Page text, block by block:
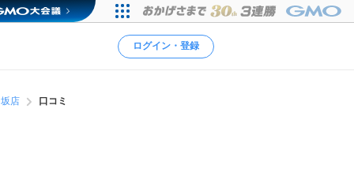
ログイン・登録
店 口コミ